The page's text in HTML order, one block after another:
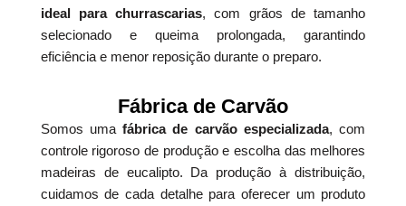
ideal para churrascarias, com grãos de tamanho
selecionado e queima prolongada, garantindo
eficiência e menor reposição durante o preparo.
Fábrica de Carvão
Somos umafábrica de carvão especializada, com
controle rigoroso de produção e escolha das melhores
madeiras de eucalipto. Da produção à distribuição,
cuidamos de cada detalhe para oferecer um produto